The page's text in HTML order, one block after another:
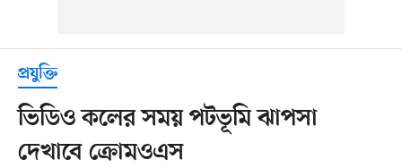
প্রযুক্তি
ভিডিও কলের সময় পটভূমি ঝাপসা
দেখাবে ক্রোমওএস